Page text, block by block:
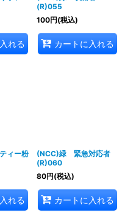
れる
(R)055
100円(税込)
カートに入れる
ィー粉
れる
(NCC)緑 緊急対応者
(R)060
80円(税込)
カートに入れる